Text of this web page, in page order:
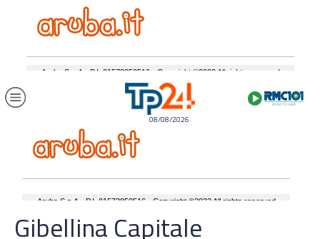
08/08/2026
Gibellina Capitale